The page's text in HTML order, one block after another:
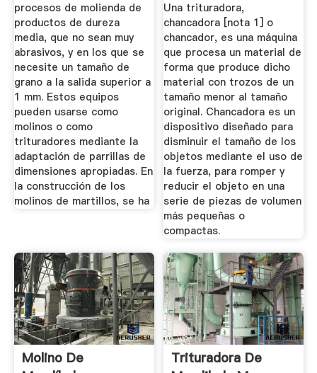
procesos de molienda de
productos de dureza
media, que no sean muy
abrasivos, y en los que se
necesite un tamaño de
grano a la salida superior a
1 mm. Estos equipos
pueden usarse como
molinos o como
trituradores mediante la
adaptación de parrillas de
dimensiones apropiadas. En
la construcción de los
molinos de martillos, se ha
Una trituradora,
chancadora [nota 1] o
chancador, es una máquina
que procesa un material de
forma que produce dicho
material con trozos de un
tamaño menor al tamaño
original. Chancadora es un
dispositivo diseñado para
disminuir el tamaño de los
objetos mediante el uso de
la fuerza, para romper y
reducir el objeto en una
serie de piezas de volumen
más pequeñas o
compactas.
Molino De
Trituradora De